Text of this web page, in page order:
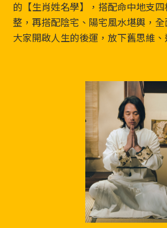
的【生肖姓名學】，搭配命中地支
整，再搭配陰宅、陽宅風水堪輿，
大家開啟人生的後運，放下舊思維、